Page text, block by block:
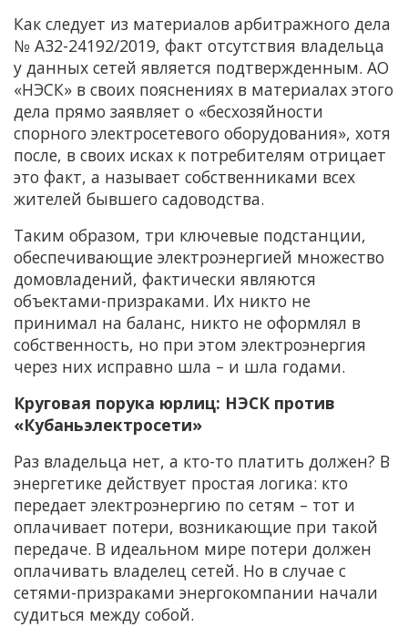
Как следует из материалов арбитражного дела
№ А32-24192/2019, факт отсутствия владельца
у данных сетей является подтвержденным. АО
«НЭСК» в своих пояснениях в материалах этого
дела прямо заявляет о «бесхозяйности
спорного электросетевого оборудования», хотя
после, в своих исках к потребителям отрицает
это факт, а называет собственниками всех
жителей бывшего садоводства.
Таким образом, три ключевые подстанции,
обеспечивающие электроэнергией множество
домовладений, фактически являются
объектами-призраками. Их никто не
принимал на баланс, никто не оформлял в
собственность, но при этом электроэнергия
через них исправно шла – и шла годами.
Круговая порука юрлиц: НЭСК против
«Кубаньэлектросети»
Раз владельца нет, а кто-то платить должен? В
энергетике действует простая логика: кто
передает электроэнергию по сетям – тот и
оплачивает потери, возникающие при такой
передаче. В идеальном мире потери должен
оплачивать владелец сетей. Но в случае с
сетями-призраками энергокомпании начали
судиться между собой.